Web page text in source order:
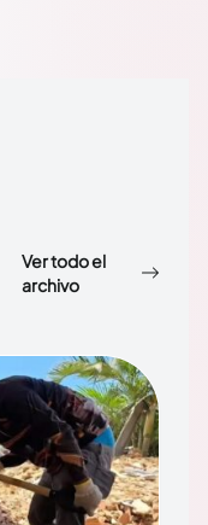
Ver todo el
archivo